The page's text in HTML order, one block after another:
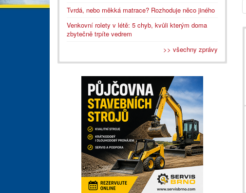
Tvrdá, nebo měkká matrace? Rozhoduje něco jiného
Venkovní rolety v létě: 5 chyb, kvůli kterým doma
zbytečně trpíte vedrem
>> všechny zprávy